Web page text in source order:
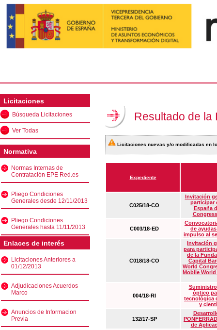
Licitaciones
Búsqueda Licitaciones
Ver Todas
Normativa
Normas Internas de
Contratación EPE Red.es
Pliego Condiciones
Generales desde 12/11/2013
Pliego Condiciones
Generales hasta 11/11/2013
Enlaces de interés
Licitaciones Anteriores a
01/12/2013
Adjudicaciones Acuerdos
Marco
Anuncios de Informacion
Previa
Resultado de la
Licitaciones nuevas y/o modificadas en
Expediente
C025/18-CO
Invitación
participar
España
C003/18-ED
de
impulso al
C018/18-CO
Invitación
para
de la
Capital
World
Mobile
004/18-RI
óptico
tecnológica
y
132/17-SP
de